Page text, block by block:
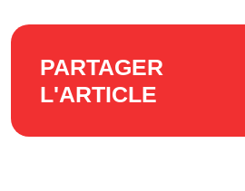
PARTAGER
L'ARTICLE